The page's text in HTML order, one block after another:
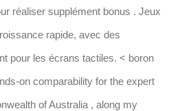
réaliser supplément bonus . Jeux
rapide, avec des
pour les écrans tactiles. < boron
on comparability for the expert
of Australia , along my